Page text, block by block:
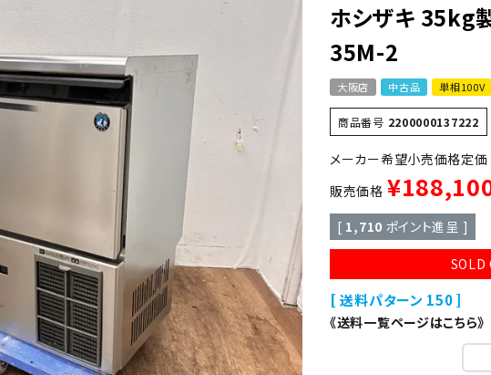
ン ゆ
製
器 板金物・シンク・調理台
クアイス ビッグアイス・その他異形
ホシザキ 35kg
35M-2
大阪店 中古品 単相100V
商品番号 2200000137222
定価
販売価格 ¥
[ 1,710 ポイント進呈 ]
SOLD
送料パターン 150
《送料一覧ページはこちら》